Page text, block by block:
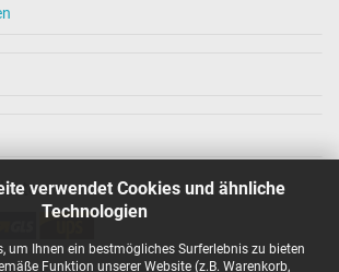
verwendet Cookies und ähnliche
Technologien
um Ihnen ein bestmögliches Surferlebnis zu bieten
Funktion unserer Website (z.B. Warenkorb,